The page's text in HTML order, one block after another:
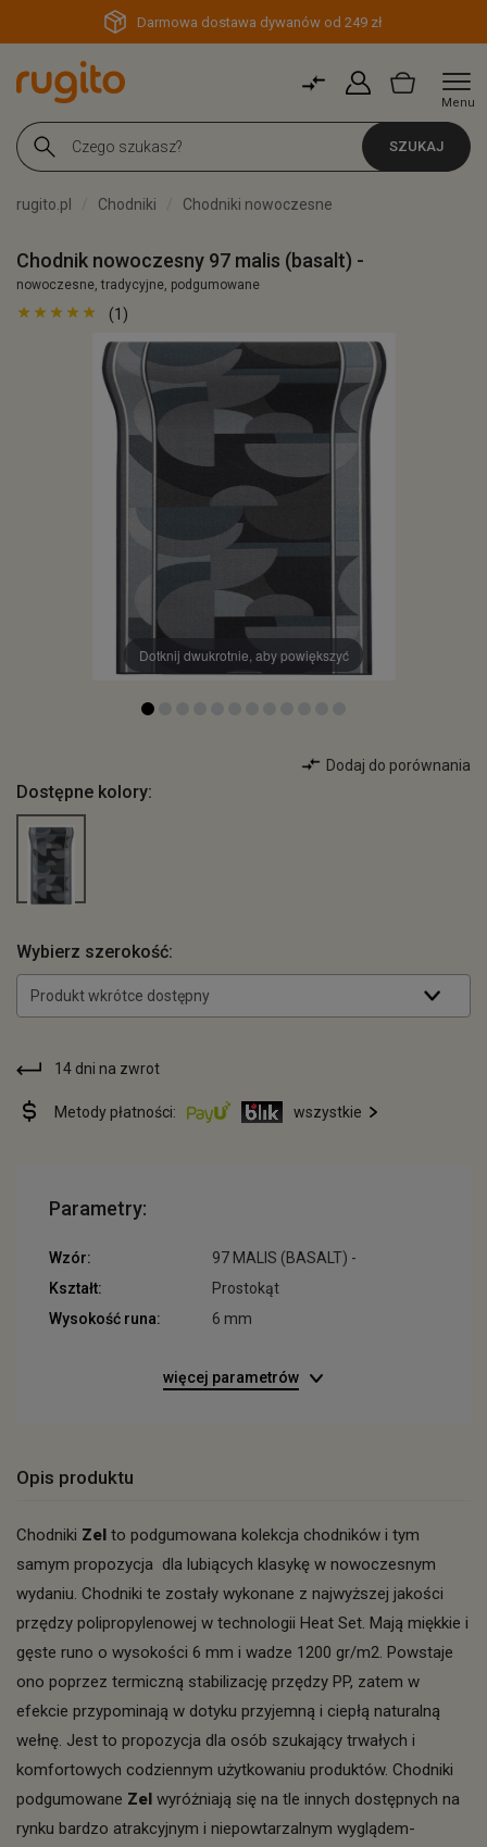
Darmowa dostawa dywanów od 249 zł
Menu
SZUKAJ
rugito.pl Chodniki Chodniki nowoczesne
Chodnik nowoczesny 97 malis (basalt) -
nowoczesne, tradycyjne, podgumowane
(1)
Dotknij dwukrotnie, aby powiększyć
Dodaj do porównania
Dostępne kolory:
Wybierz szerokość:
Produkt wkrótce dostępny
14 dni na zwrot
Metody płatności: wszystkie
Parametry:
Wzór:
97 MALIS (BASALT) -
Kształt:
Prostokąt
Wysokość runa:
6 mm
więcej parametrów
Opis produktu
Chodniki Zel to podgumowana kolekcja chodników i tym
samym propozycja dla lubiących klasykę w nowoczesnym
wydaniu. Chodniki te zostały wykonane z najwyższej jakości
przędzy polipropylenowej w technologii Heat Set. Mają miękkie i
gęste runo o wysokości 6 mm i wadze 1200 gr/m2. Powstaje
ono poprzez termiczną stabilizację przędzy PP, zatem w
efekcie przypominają w dotyku przyjemną i ciepłą naturalną
wełnę. Jest to propozycja dla osób szukający trwałych i
komfortowych codziennym użytkowaniu produktów. Chodniki
podgumowane Zel wyróżniają się na tle innych dostępnych na
rynku bardzo atrakcyjnym i niepowtarzalnym wyglądem-